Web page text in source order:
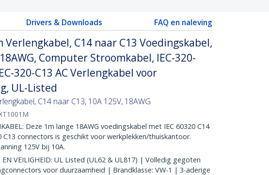
Drivers & Downloads FAQ en naleving
Verlengkabel, C14 naar C13 Voedingskabel,
Computer Stroomkabel, IEC-320-
320-C13 AC Verlengkabel voor
UL-Listed
C14 naar C13, 10A 125V, 18AWG
Deze 1m lange 18AWG voedingskabel met IEC 60320 C14
C13 connectors is geschikt voor werkplekken/thuiskantoor.
125V bij 10A.
EN VEILIGHEID: UL Listed (UL62 & UL817) | Volledig gegoten
voor duurzaamheid | Brandklasse: VW-1 | 3-aderige